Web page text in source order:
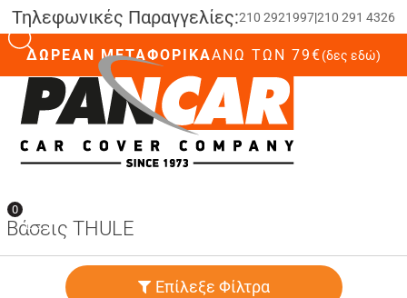
Τηλεφωνικές Παραγγελίες:210 2921997|210 291 4326
ΔΩΡΕΑΝ ΜΕΤΑΦΟΡΙΚΑΆΝΩ ΤΩΝ 79€(δες εδώ)
0
Bάσεις THULE
Επίλεξε Φίλτρα